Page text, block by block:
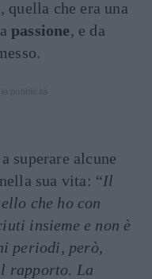
quella che era una
passione, e da
superare alcune
sua vita: “Il
che ho con
insieme e non è
periodi, però,
rapporto. La